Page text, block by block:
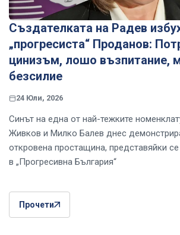
Създателката на Радев
„прогресиста“ Проданов:
цинизъм, лошо възпитание,
безсилие
24 Юли, 2026
Синът на една от най-тежките
Живков и Милко Балев днес
откровена простащина, представяйки
в „Прогресивна България“
Прочети